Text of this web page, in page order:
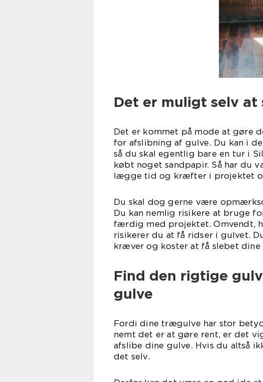
Det er muligt selv at
Det er kommet på mode at gøre
for afslibning af gulve. Du kan i
så du skal egentlig bare en tur i
købt noget sandpapir. Så har du
lægge tid og kræfter i projektet
Du skal dog gerne være
Du kan nemlig risikere at bruge
færdig med projektet. Omvendt,
risikerer du at få ridser i gulvet.
kræver og koster at få slebet
Find den rigtige
gulve
Fordi dine trægulve har stor
nemt det er at gøre rent, er det
afslibe dine gulve. Hvis du altså
det selv.